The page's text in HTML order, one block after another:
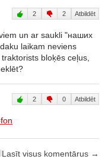
2 2 Atbildēt
un ar saukli "наших
laikam neviens
bloķēs ceļus,
2 0 Atbildēt
Lasīt visus komentārus →